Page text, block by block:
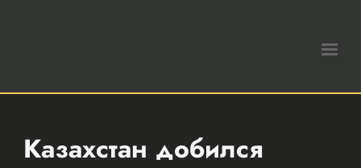
Казахстан добился